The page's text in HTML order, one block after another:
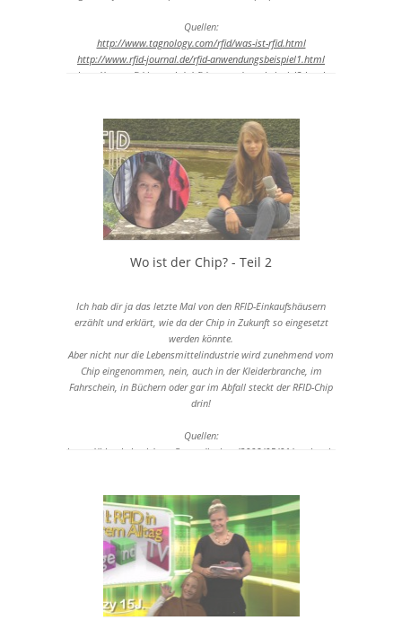
Quellen:
http://www.tagnology.com/rfid/was-ist-rfid.html
http://www.rfid-journal.de/rfid-anwendungsbeispiel1.html
http://www.rfid-journal.de/rfid-anwendungsbeispiel2.html
Wo ist der Chip? - Teil 2
Ich hab dir ja das letzte Mal von den RFID-Einkaufshäusern
erzählt und erklärt, wie da der Chip in Zukunft so eingesetzt
werden könnte.
Aber nicht nur die Lebensmittelindustrie wird zunehmend vom
Chip eingenommen, nein, auch in der Kleiderbranche, im
Fahrschein, in Büchern oder gar im Abfall steckt der RFID-Chip
drin!
Quellen:
https://blog.hslu.ch/outofhomedisplays/2008/05/01/testbereich-
flughafen-233.html
http://www.amsterdam.info/de/oeffentlicher-verkehr/
http://www.bibliotheksportal.de/themen/rfid.html
http://www.rfid-journal.de/rfid-anwendungsbeispiel3.html
http://www.rfid-journal.de/rfid-anwendungsbeispiel4.html